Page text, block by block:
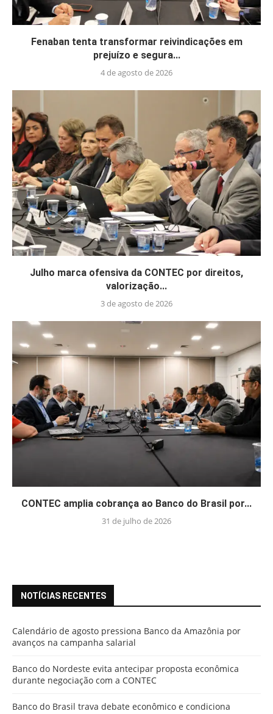
Fenaban tenta transformar reivindicações em
prejuízo e segura...
4 de agosto de 2026
Julho marca ofensiva da CONTEC por direitos,
valorização...
3 de agosto de 2026
CONTEC amplia cobrança ao Banco do Brasil por...
31 de julho de 2026
NOTÍCIAS RECENTES
Calendário de agosto pressiona Banco da Amazônia por
avanços na campanha salarial
Banco do Nordeste evita antecipar proposta econômica
durante negociação com a CONTEC
Banco do Brasil trava debate econômico e condiciona